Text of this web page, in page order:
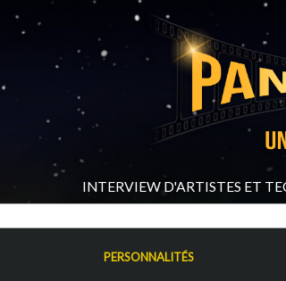
INTERVIEW D'ARTISTES ET
PERSONNALITÉS